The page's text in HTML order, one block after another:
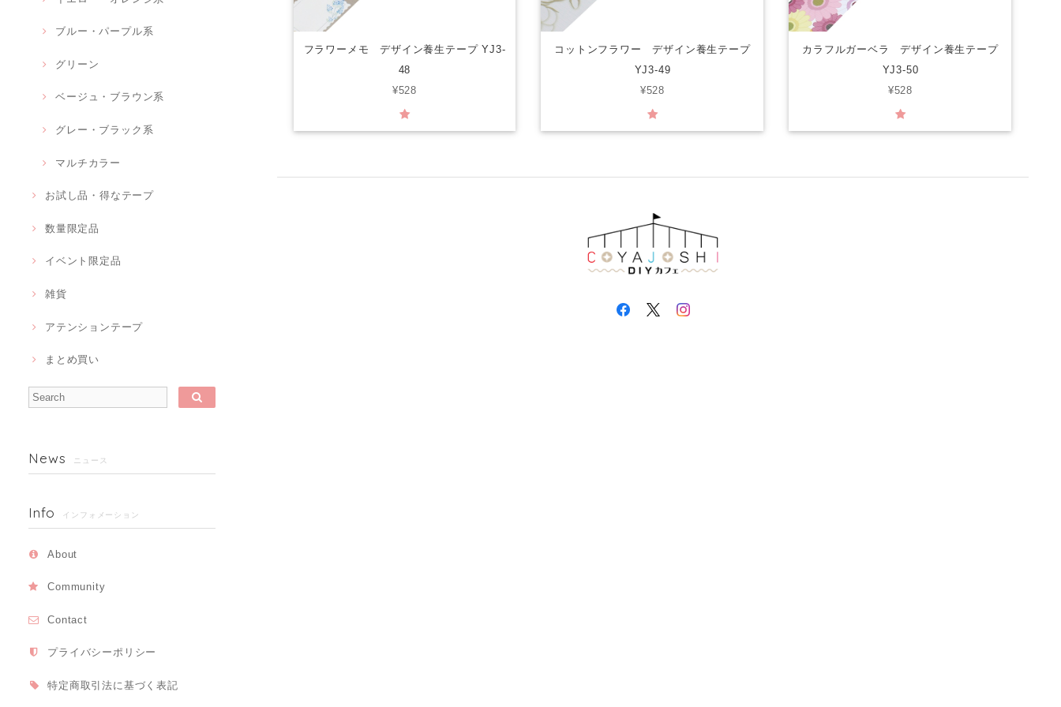
ブルー・パープル系
グリーン
ベージュ・ブラウン系
グレー・ブラック系
マルチカラー
お試し品・得なテープ
数量限定品
イベント限定品
雑貨
アテンションテープ
まとめ買い
News ニュース
Info インフォメーション
About
Community
Contact
プライバシーポリシー
特定商取引法に基づく表記
フラワーメモ デザイン養生テープ YJ3-
48
¥528
コットンフラワー デザイン養生テープ
YJ3-49
¥528
カラフルガーベラ デザイン養生テープ
YJ3-50
¥528